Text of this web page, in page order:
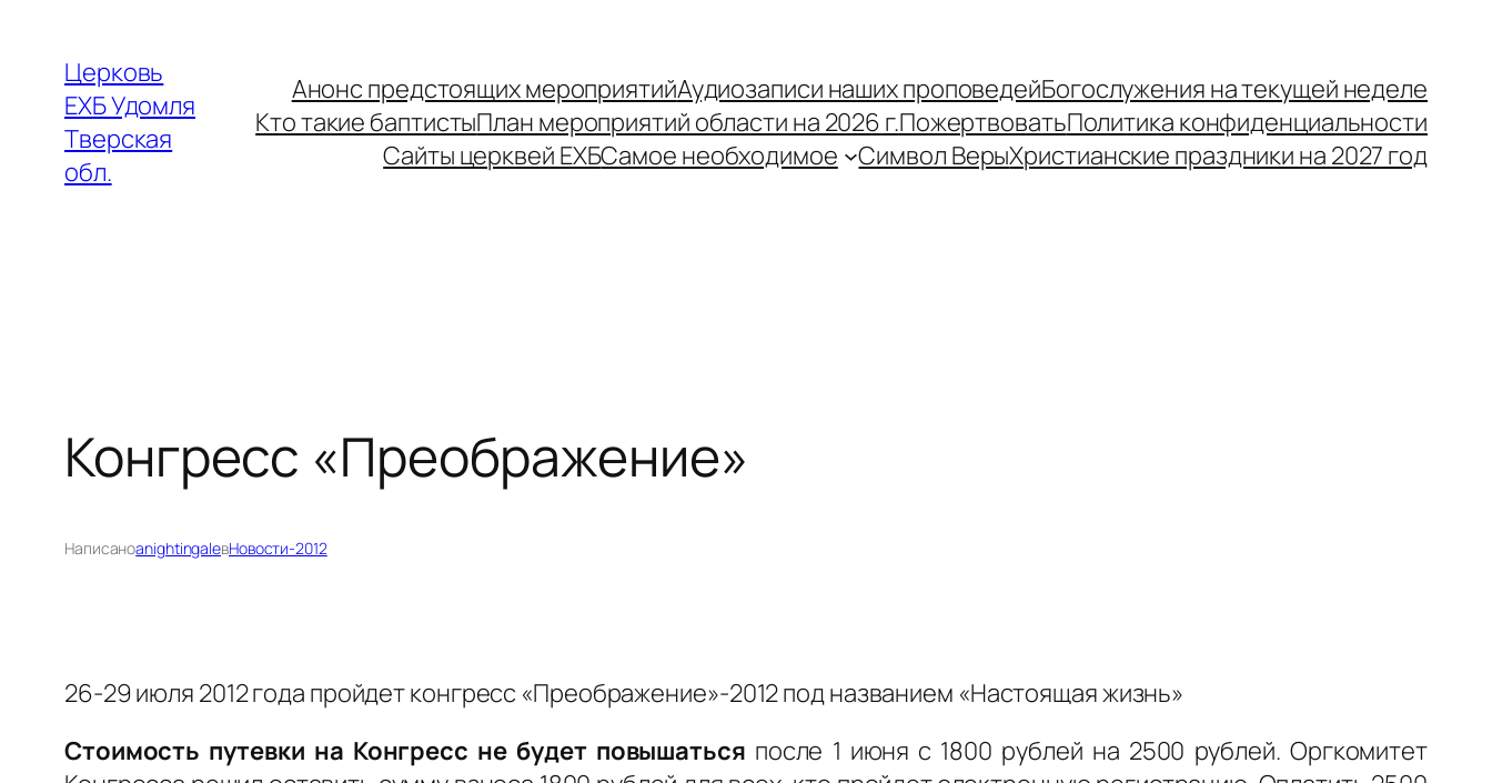
содержимому
Церковь
ЕХБ Удомля
Тверская
обл.
Анонс предстоящих мероприятийАудиозаписи наших проповедейБогослужения на текущей неделе
Кто такие баптистыПлан мероприятий области на 2026 г.ПожертвоватьПолитика конфиденциальности
Сайты церквей ЕХБСамое необходимое Символ ВерыХристианские праздники на 2027 год
Конгресс «Преображение»
НаписаноanightingaleвНовости-2012
26-29 июля 2012 года пройдет конгресс «Преображение»-2012 под названием «Настоящая жизнь»
Стоимость путевки на Конгресс не будет повышаться после 1 июня с 1800 рублей на 2500 рублей. Оргкомитет